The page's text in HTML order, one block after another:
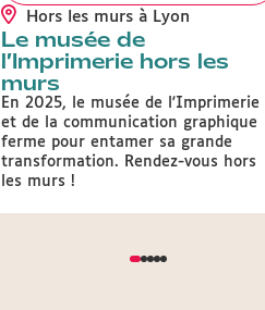
Hors les murs à Lyon
Le musée de
l’Imprimerie hors les
murs
En 2025, le musée de l'Imprimerie
et de la communication graphique
ferme pour entamer sa grande
transformation. Rendez-vous hors
les murs !